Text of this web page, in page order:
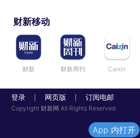
财新移动
财新 财新周刊 Caixin
登录 网页版 订阅电邮
Copyright 财新网 All Rights Reserved
App 内打开